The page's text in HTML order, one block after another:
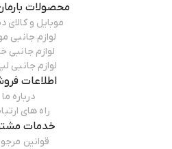
محصولات
موبایل و کالای
لوازم جانبی
لوازم جانبی
لوازم جانبی
اطلاعات
درباره ما
راه های
خدمات
قوانین